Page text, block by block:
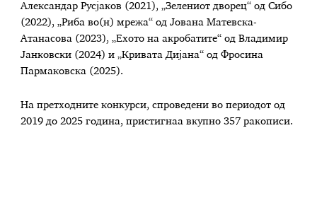
Александар Русјаков (2021), „Зелениот дворец“ од Сибо
(2022), „Риба во(н) мрежа“ од Јована Матевска-
Атанасова (2023), „Ехото на акробатите“ од Владимир
Јанковски (2024) и „Кривата Дијана“ од Фросина
Пармаковска (2025).
На претходните конкурси, спроведени во периодот од
2019 до 2025 година, пристигнаа вкупно 357 ракописи.